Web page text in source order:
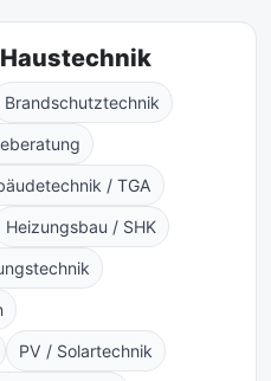
Brandschutztechnik
/ TGA
Heizungsbau / SHK
PV / Solartechnik